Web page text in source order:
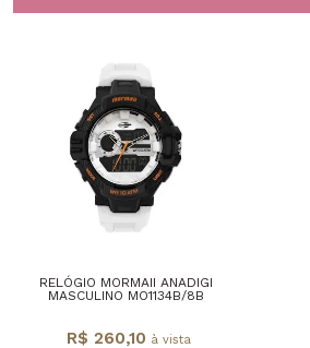
RELÓGIO MORMAII ANADIGI
MASCULINO MO1134B/8B
R$ 260,10 à vista